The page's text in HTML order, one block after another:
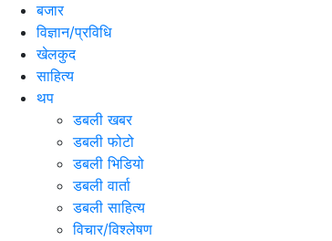
बजार
विज्ञान/प्रविधि
खेलकुद
साहित्य
थप
डबली खबर
डबली फोटो
डबली भिडियो
डबली वार्ता
डबली साहित्य
विचार/विश्‍लेषण